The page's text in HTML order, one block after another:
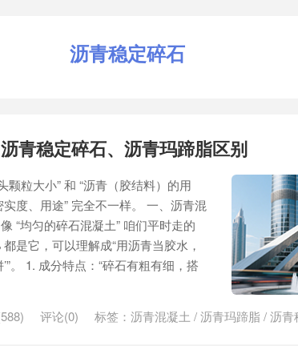
沥青稳定碎石
青稳定碎石、沥青玛蹄脂区别
颗粒大小” 和 “沥青（胶结料）的用
度、用途” 完全不一样。 一、沥青混
“均匀的碎石混凝土” 咱们平时走的
是它，可以理解成“用沥青当胶水，
。 1. 成分特点：“碎石有粗有细，搭
评论(0) 标签： 沥青混凝土 /沥青玛蹄脂 /沥青